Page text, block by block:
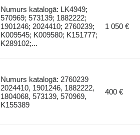
Numurs katalogā: LK4949;
570969; 573139; 1882222;
1901246; 2024410; 2760239;
K009545; K009580; K151777;
K289102;...
1 050 €
Numurs katalogā: 2760239
2024410, 1901246, 1882222,
1804068, 573139, 570969,
K155389
400 €